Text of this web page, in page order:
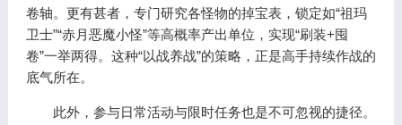
卷轴。更有甚者，专门研究各怪物的掉宝表，锁定如“祖玛
卫士”“赤月恶魔小怪”等高概率产出单位，实现“刷装+囤
卷”一举两得。这种“以战养战”的策略，正是高手持续作战的
底气所在。
此外，参与日常活动与限时任务也是不可忽视的捷径。